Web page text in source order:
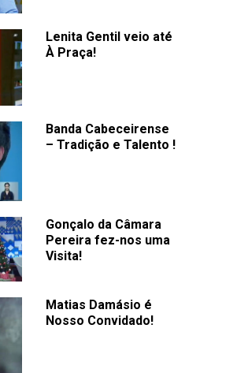
Lenita Gentil veio até
À Praça!
Banda Cabeceirense
– Tradição e Talento !
Gonçalo da Câmara
Pereira fez-nos uma
Visita!
Matias Damásio é
Nosso Convidado!